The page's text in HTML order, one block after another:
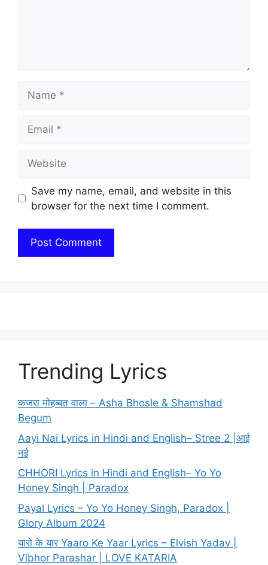
Save my name, email, and website in this
browser for the next time I comment.
Trending Lyrics
कजरा मोहब्बत वाला – Asha Bhosle & Shamshad
Begum
Aayi Nai Lyrics in Hindi and English– Stree 2 |आई
नई
CHHORI Lyrics in Hindi and English– Yo Yo
Honey Singh | Paradox
Payal Lyrics – Yo Yo Honey Singh, Paradox |
Glory Album 2024
यारो के यार Yaaro Ke Yaar Lyrics – Elvish Yadav |
Vibhor Parashar | LOVE KATARIA